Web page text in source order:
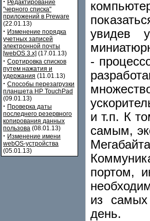
Редактирование
"черного списка"
приложений в Preware
(22.01.13)
· Изменение порядка
учетных записей
электронной почты
[webOS 3.x] (17.01.13)
· Сортировка списков
путем нажатия и
удержания (11.01.13)
· Способы перезагрузки
планшета HP TouchPad
(09.01.13)
· Проверка даты
последнего резервного
копирования данных
пользова (08.01.13)
· Изменение имени
webOS-устройства
(05.01.13)
увидев
-
и т.п. К
самым,
портом,
из самых
день.